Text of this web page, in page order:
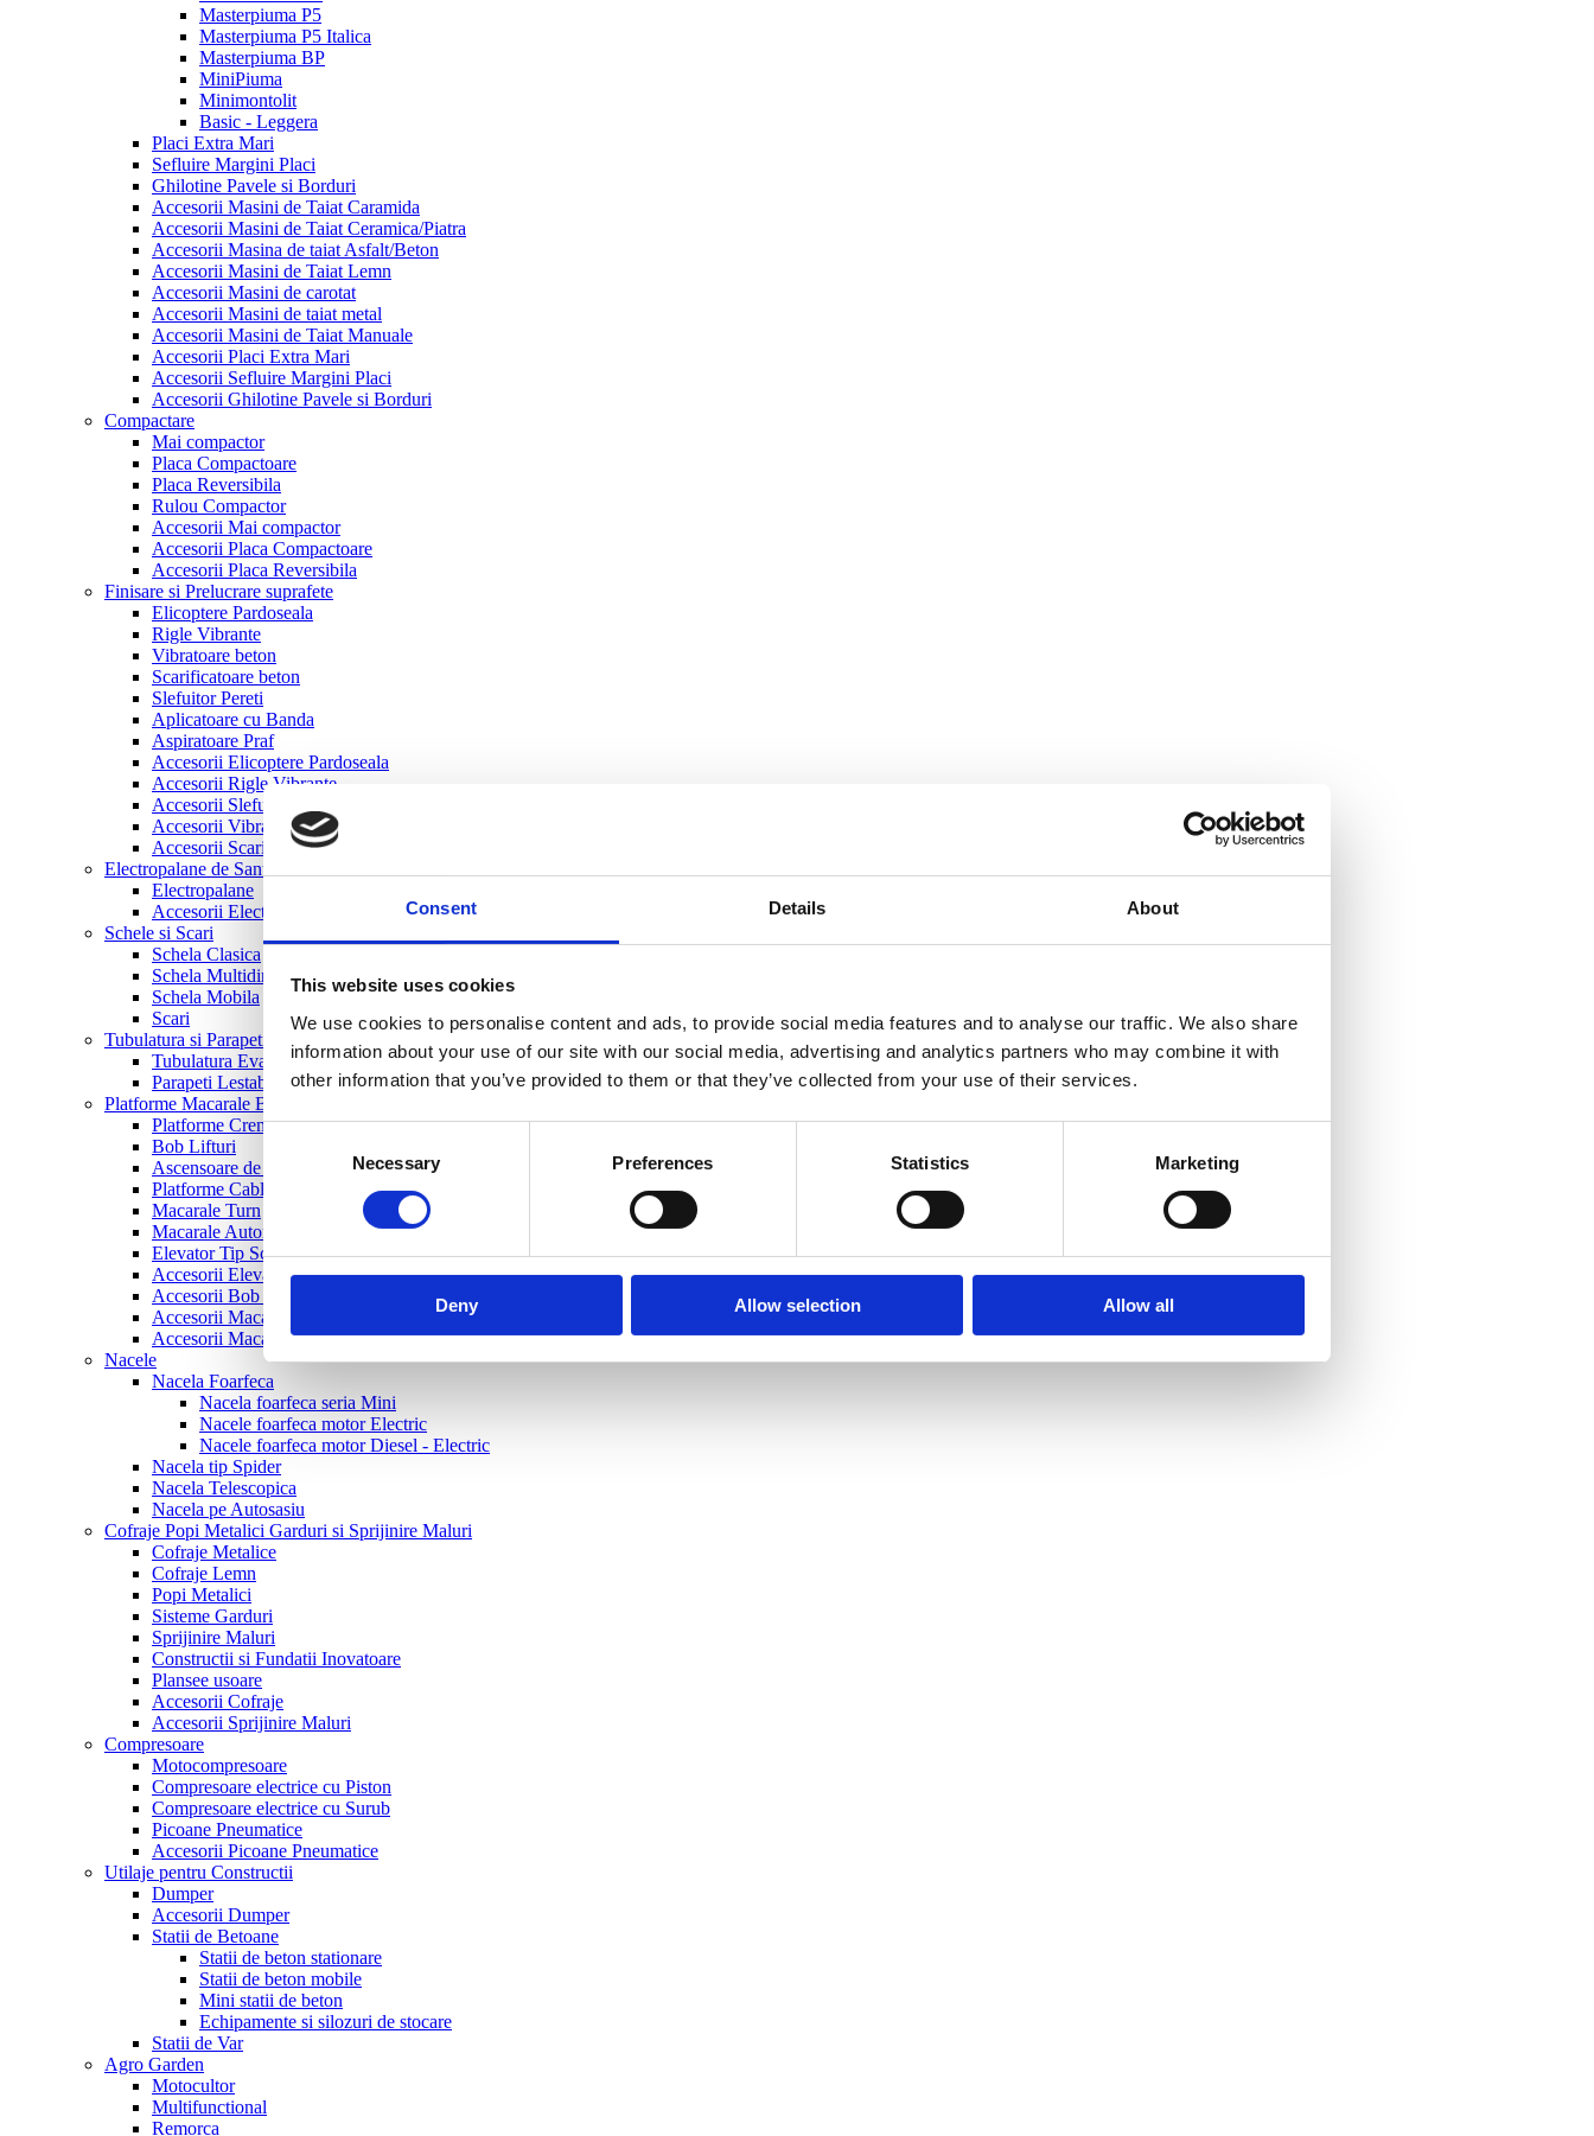
Consent Details About
This website uses cookies
We use cookies to personalise content and ads, to provide social media features and to analyse our traffic. We also share
information about your use of our site with our social media, advertising and analytics partners who may combine it with
other information that you’ve provided to them or that they’ve collected from your use of their services.
Consent
Necessary Preferences Statistics Marketing
Deny Allow selection Allow all
Masterpiuma P5
Masterpiuma P5 Italica
Masterpiuma BP
MiniPiuma
Minimontolit
Basic - Leggera
Placi Extra Mari
Sefluire Margini Placi
Ghilotine Pavele si Borduri
Accesorii Masini de Taiat Caramida
Accesorii Masini de Taiat Ceramica/Piatra
Accesorii Masina de taiat Asfalt/Beton
Accesorii Masini de Taiat Lemn
Accesorii Masini de carotat
Accesorii Masini de taiat metal
Accesorii Masini de Taiat Manuale
Accesorii Placi Extra Mari
Accesorii Sefluire Margini Placi
Accesorii Ghilotine Pavele si Borduri
Compactare
Mai compactor
Placa Compactoare
Placa Reversibila
Rulou Compactor
Accesorii Mai compactor
Accesorii Placa Compactoare
Accesorii Placa Reversibila
Finisare si Prelucrare suprafete
Elicoptere Pardoseala
Rigle Vibrante
Vibratoare beton
Scarificatoare beton
Slefuitor Pereti
Aplicatoare cu Banda
Aspiratoare Praf
Accesorii Elicoptere Pardoseala
Accesorii Rigle Vibrante
Accesorii Slefuitor Pereti
Accesorii Vibratoare beton
Accesorii Scarificatoare beton
Electropalane de Santier
Electropalane
Accesorii Electropalane
Schele si Scari
Schela Clasica
Schela Multidirectionala
Schela Mobila
Scari
Tubulatura si Parapeti
Tubulatura Evacuare
Parapeti Lestabili
Platforme Macarale Bob-lifturi si Ascensoare
Platforme Cremaliera
Bob Lifturi
Ascensoare de Santier
Platforme Cablu
Macarale Turn
Macarale Autoridicatoare
Elevator Tip Scara
Accesorii Elevator Tip Scara
Accesorii Bob Lifturi
Accesorii Macarale Turn
Accesorii Macarale
Nacele
Nacela Foarfeca
Nacela foarfeca seria Mini
Nacele foarfeca motor Electric
Nacele foarfeca motor Diesel - Electric
Nacela tip Spider
Nacela Telescopica
Nacela pe Autosasiu
Cofraje Popi Metalici Garduri si Sprijinire Maluri
Cofraje Metalice
Cofraje Lemn
Popi Metalici
Sisteme Garduri
Sprijinire Maluri
Constructii si Fundatii Inovatoare
Plansee usoare
Accesorii Cofraje
Accesorii Sprijinire Maluri
Compresoare
Motocompresoare
Compresoare electrice cu Piston
Compresoare electrice cu Surub
Picoane Pneumatice
Accesorii Picoane Pneumatice
Utilaje pentru Constructii
Dumper
Accesorii Dumper
Statii de Betoane
Statii de beton stationare
Statii de beton mobile
Mini statii de beton
Echipamente si silozuri de stocare
Statii de Var
Agro Garden
Motocultor
Multifunctional
Remorca